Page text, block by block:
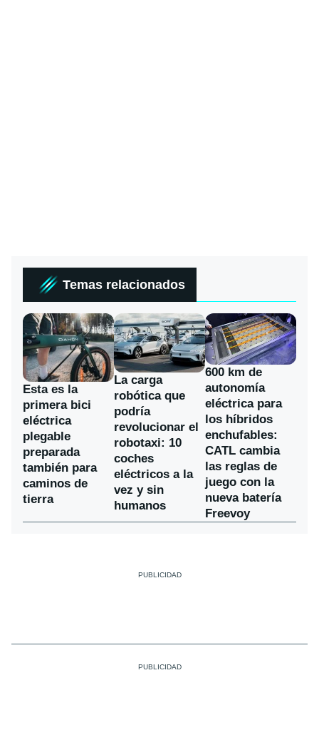
Temas relacionados
Esta es la
primera bici
eléctrica
plegable
preparada
también para
caminos de
tierra
La carga
robótica que
podría
revolucionar el
robotaxi: 10
coches
eléctricos a la
vez y sin
humanos
600 km de
autonomía
eléctrica para
los híbridos
enchufables:
CATL cambia
las reglas de
juego con la
nueva batería
Freevoy